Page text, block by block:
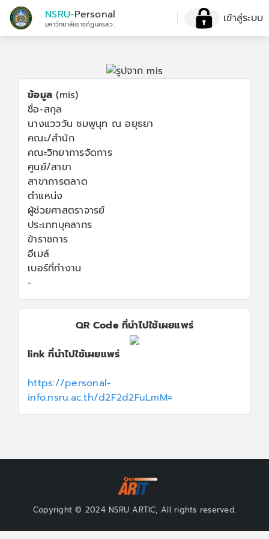
NSRU-Personal
มหาวิทยาลัยราชภัฏนครสวรรค์ เข้าสู่ระบบ
ข้อมูล (mis)
ชื่อ-สกุล
นางแวววัน ชมพูนุท ณ อยุธยา
คณะ/สำนัก
คณะวิทยาการจัดการ
ศูนย์/สาขา
สาขาการตลาด
ตำแหน่ง
ผู้ช่วยศาสตราจารย์
ประเภทบุคลากร
ข้าราชการ
อีเมล์
เบอร์ที่ทำงาน
-
QR Code ที่นำไปใช้เผยแพร่
link ที่นำไปใช้เผยแพร่
https://personal-
info.nsru.ac.th/d2F2d2FuLmM=
Copyright © 2024 NSRU ARTIC, All rights reserved.